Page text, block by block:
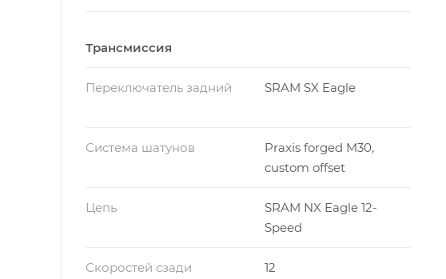
Трансмиссия
Переключатель задний SRAM SX Eagle
Система шатунов
Praxis forged M30,
custom offset
Цепь
SRAM NX Eagle 12-
Speed
Скоростей сзади 12